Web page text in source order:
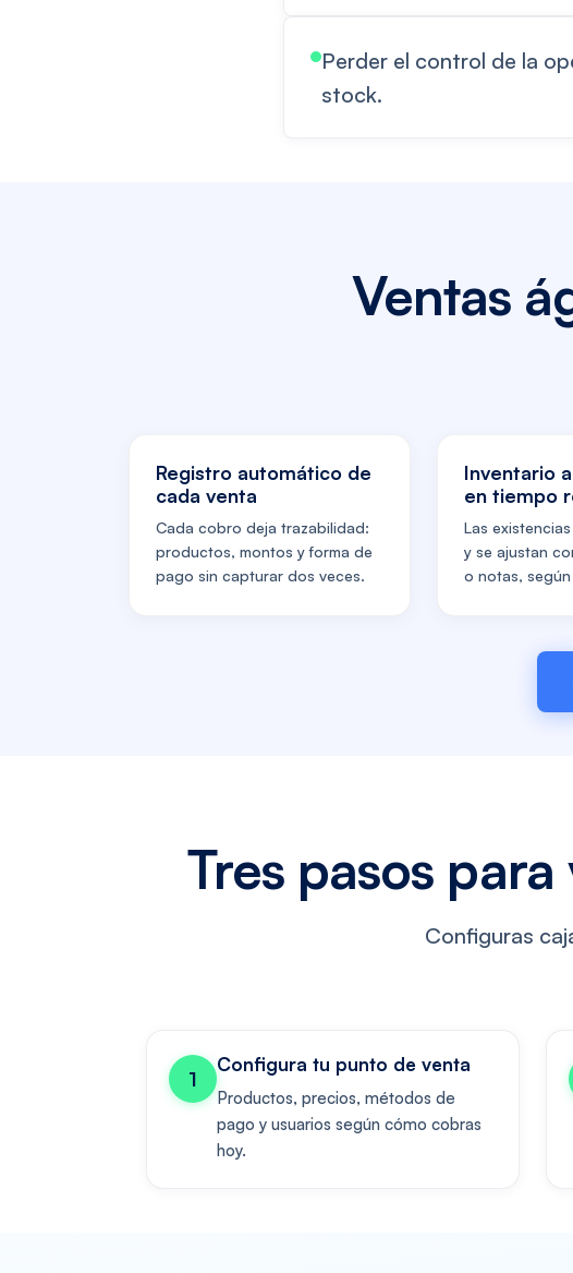
Perder el control de la
stock.
Ventas
Registro automático de
cada venta
Cada cobro deja trazabilidad:
productos, montos y forma de
pago sin capturar dos veces.
Inventario
en tiempo
Las
y se ajustan
o notas,
Tres pasos
Configuras
1
Configura tu punto de venta
Productos, precios, métodos de
pago y usuarios según cómo cobras
hoy.